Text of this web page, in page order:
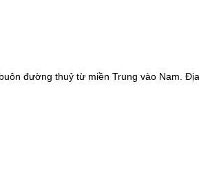
đường thuỷ từ miền Trung vào Nam.